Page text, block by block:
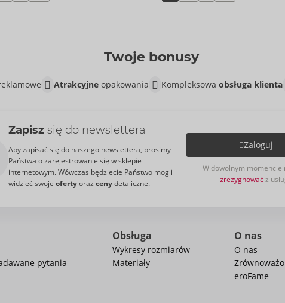
Twoje bonusy
Atrakcyjneopakowania Kompleksowa obsługa klienta
Zapisz się do newslettera
Aby zapisać się do naszego newslettera, prosimy
Państwa o zarejestrowanie się w sklepie
internetowym. Wówczas będziecie Państwo mogli
widzieć swoje ofertyoraz cenydetaliczne.
Zaloguj
W dowolnym momencie
zrezygnowaćz
pytania
Obsługa
Wykresy rozmiarów
Materiały
O nas
O nas
eroFame